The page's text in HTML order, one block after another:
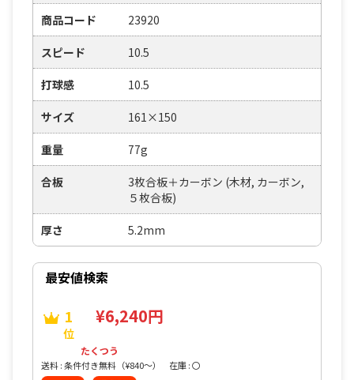
商品コード 23920
スピード 10.5
打球感 10.5
サイズ 161×150
重量 77g
合板
3枚合板＋カーボン (木材, カーボン,
５枚合板)
厚さ 5.2mm
最安値検索
1
位
¥6,240円
たくつう
送料 : 条件付き無料（¥840〜） 在庫 : 〇